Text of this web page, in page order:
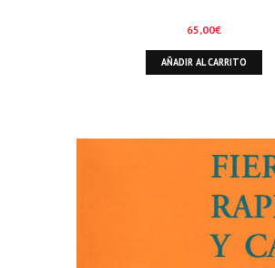
65,00€
AÑADIR AL CARRITO